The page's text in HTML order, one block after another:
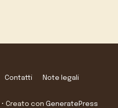
Contatti Note legali
• Creato con GeneratePress